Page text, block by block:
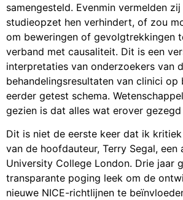
samengesteld. Evenmin vermelden
studieopzet hen verhindert, of zou
om beweringen of gevolgtrekkingen
verband met causaliteit. Dit is een
interpretaties van onderzoekers van
behandelingsresultaten van clinici op
eerder getest schema.
gezien is dat alles wat erover
Dit is niet de eerste keer dat ik
van de hoofdauteur, Terry Segal, een
University College London. Drie jaar
transparante poging leek om de
nieuwe NICE-richtlijnen te